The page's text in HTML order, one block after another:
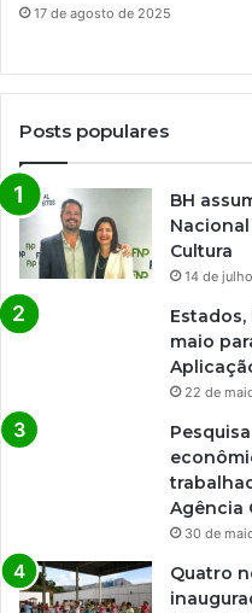
17 de agosto de 2025
Posts populares
BH
Cultura
14 de
maio
22 de
Agência
30 de
Quatro